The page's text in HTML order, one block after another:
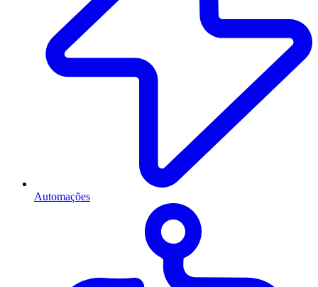
Automações